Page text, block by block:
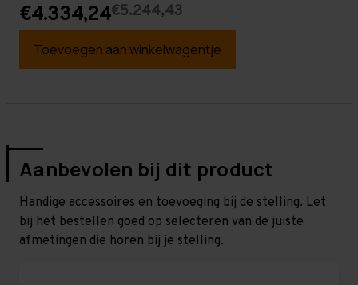
€4.334,24€5.244,43
Toevoegen aan winkelwagentje
Aanbevolen bij dit product
Handige accessoires en toevoeging bij de stelling. Let
bij het bestellen goed op selecteren van de juiste
afmetingen die horen bij je stelling.